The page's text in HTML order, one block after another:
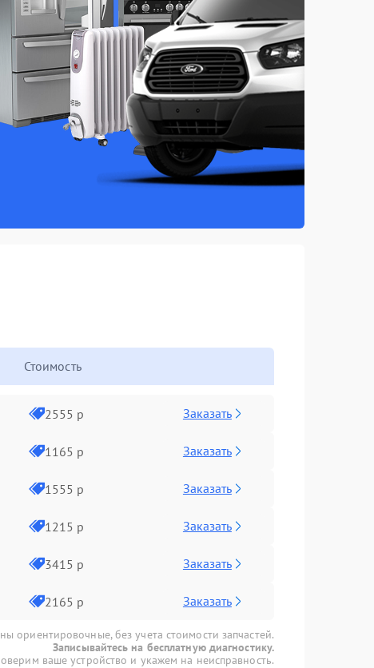
Стоимость
2555 р Заказать
1165 р Заказать
1555 р Заказать
1215 р Заказать
3415 р Заказать
2165 р Заказать
ориентировочные, без учета стоимости запчастей.
Записывайтесь на бесплатную диагностику.
ваше устройство и укажем на неисправность.